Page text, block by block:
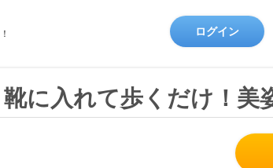
ログイン
に入れて歩くだけ！美